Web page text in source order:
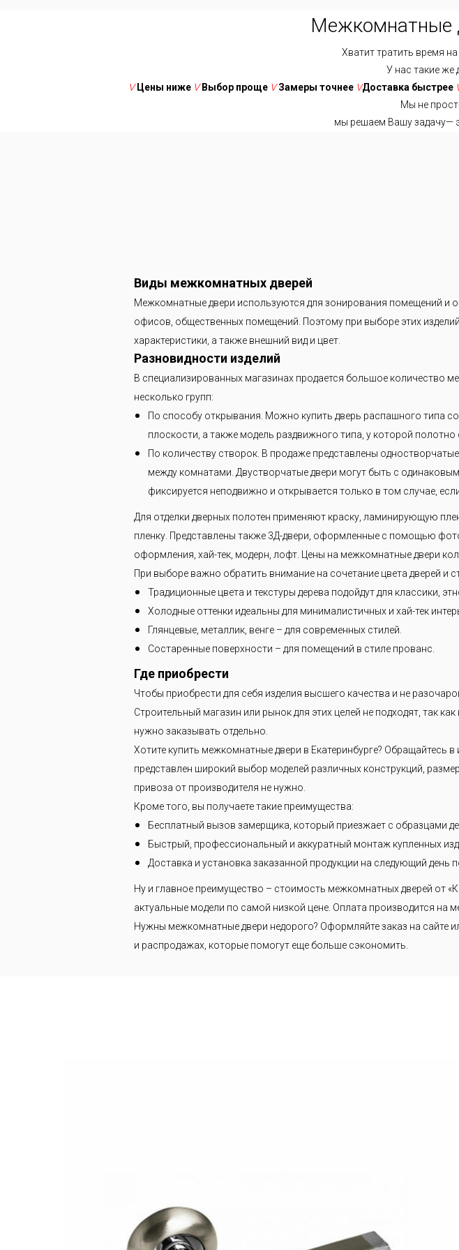
Межкомнатные
Хватит тратить время
У нас такие же
V Цены ниже V Выбор проще VЗамеры точнее VДоставка быстрее
Мы не
мы решаем Вашу задачу—
V Монтажники аккуратней
Мы не просто
мы решаем Вашу задачу—
Виды межкомнатных дверей
Межкомнатные двери используются для зонирования помещений и
офисов, общественных помещений. Поэтому при выборе этих
характеристики, а также внешний вид и цвет.
Разновидности изделий
В специализированных магазинах продается большое количество
несколько групп:
По способу открывания. Можно купить дверь распашного типа
плоскости, а также модель раздвижного типа, у которой
По количеству створок. В продаже представлены
между комнатами. Двустворчатые двери могут быть с
фиксируется неподвижно и открывается только в том случае,
Для отделки дверных полотен применяют краску, ламинирующую
пленку. Представлены также 3Д-двери, оформленные с помощью
оформления, хай-тек, модерн, лофт. Цены на межкомнатные двери
При выборе важно обратить внимание на сочетание цвета дверей и
Традиционные цвета и текстуры дерева подойдут для классики,
Холодные оттенки идеальны для минималистичных и хай-тек
Глянцевые, металлик, венге – для современных стилей.
Состаренные поверхности – для помещений в стиле прованс.
Где приобрести
Чтобы приобрести для себя изделия высшего качества и не
Строительный магазин или рынок для этих целей не подходят, так
нужно заказывать отдельно.
Хотите купить межкомнатные двери в Екатеринбурге? Обращайтесь
представлен широкий выбор моделей различных конструкций,
привоза от производителя не нужно.
Кроме того, вы получаете такие преимущества:
Бесплатный вызов замерщика, который приезжает с образцами
Быстрый, профессиональный и аккуратный монтаж купленных
Доставка и установка заказанной продукции на следующий день
Ну и главное преимущество – стоимость межкомнатных дверей от
актуальные модели по самой низкой цене. Оплата производится на
Нужны межкомнатные двери недорого? Оформляйте заказ на сайте
и распродажах, которые помогут еще больше сэкономить.